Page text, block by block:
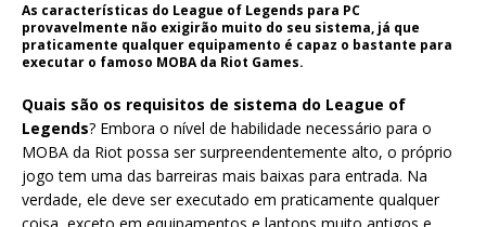
As características do League of Legends para PC
provavelmente não exigirão muito do seu sistema, já que
praticamente qualquer equipamento é capaz o bastante para
executar o famoso MOBA da Riot Games.
Quais são os requisitos de sistema do League of
Legends? Embora o nível de habilidade necessário para o
MOBA da Riot possa ser surpreendentemente alto, o próprio
jogo tem uma das barreiras mais baixas para entrada. Na
verdade, ele deve ser executado em praticamente qualquer